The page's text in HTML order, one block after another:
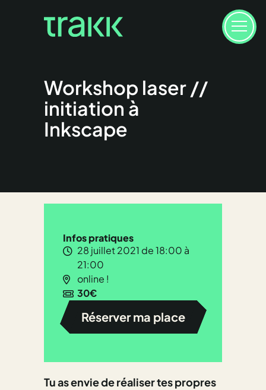
Workshop laser //
initiation à
Inkscape
Tu as envie de réaliser tes propres
Infos pratiques
28 juillet 2021 de 18:00 à
21:00
online !
30€
Réserver ma place